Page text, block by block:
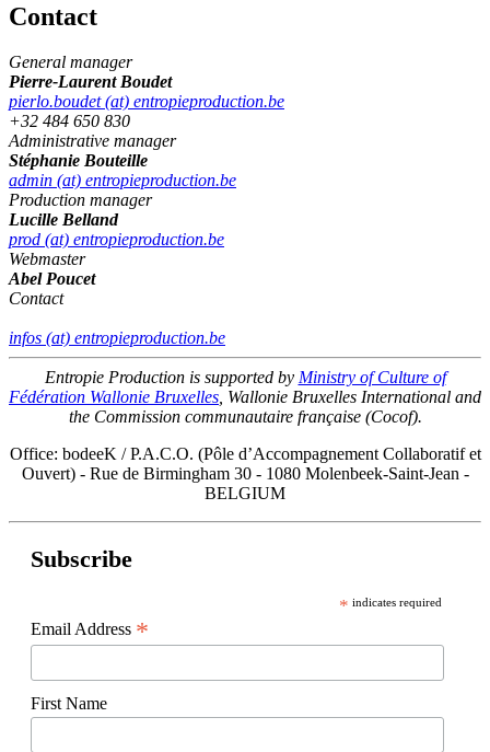
Contact
General manager
Pierre-Laurent Boudet
pierlo.boudet (at) entropieproduction.be
+32 484 650 830
Administrative manager
Stéphanie Bouteille
admin (at) entropieproduction.be
Production manager
Lucille Belland
prod (at) entropieproduction.be
Webmaster
Abel Poucet
Contact
infos (at) entropieproduction.be
Entropie Production is supported by Ministry of Culture of
Fédération Wallonie Bruxelles, Wallonie Bruxelles International and
the Commission communautaire française (Cocof).
Office: bodeeK / P.A.C.O. (Pôle d’Accompagnement Collaboratif et
Ouvert) - Rue de Birmingham 30 - 1080 Molenbeek-Saint-Jean -
BELGIUM
Subscribe
* indicates required
Email Address *
First Name